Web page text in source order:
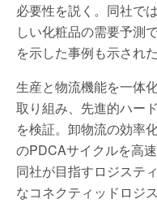
必要性を説く。同社で
しい化粧品の需要予測
を示した事例も示された
生産と物流機能を一体
取り組み、先進的ハー
を検証。卸物流の効率
のPDCAサイクルを高
同社が目指すロジステ
なコネクティッドロジ